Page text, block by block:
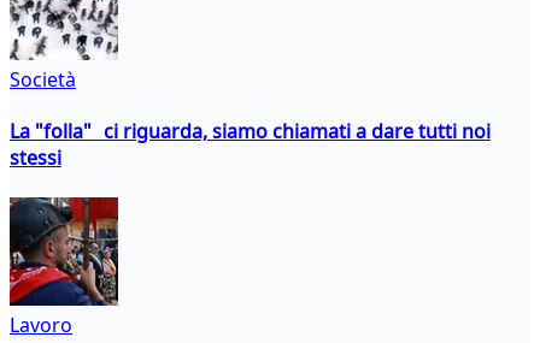
Società
La "folla" ci riguarda, siamo chiamati a dare tutti noi
stessi
Lavoro